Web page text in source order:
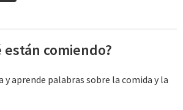
están comiendo?
y aprende palabras sobre la comida y la